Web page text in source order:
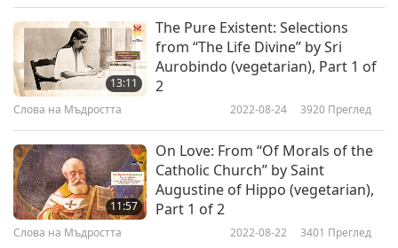
Слова на Мъдростта 2019-05-11 6101Преглед
13:11
The Pure Existent: Selections
from “The Life Divine” by Sri
Aurobindo (vegetarian), Part 1 of
2
Слова на Мъдростта 2022-08-24 3920 Преглед
11:57
On Love: From “Of Morals of the
Catholic Church” by Saint
Augustine of Hippo (vegetarian),
Part 1 of 2
Слова на Мъдростта 2022-08-22 3401 Преглед